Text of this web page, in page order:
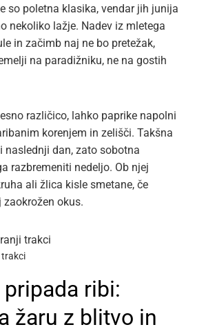
so poletna klasika, vendar jih junija
nekoliko lažje. Nadev iz mletega
in začimb naj ne bo pretežak,
na paradižniku, ne na gostih
različico, lahko paprike napolni
korenjem in zelišči. Takšna
naslednji dan, zato sobotna
razbremeniti nedeljo. Ob njej
ali žlica kisle smetane, če
okus.
trakci
ribi:
žaru z blitvo in